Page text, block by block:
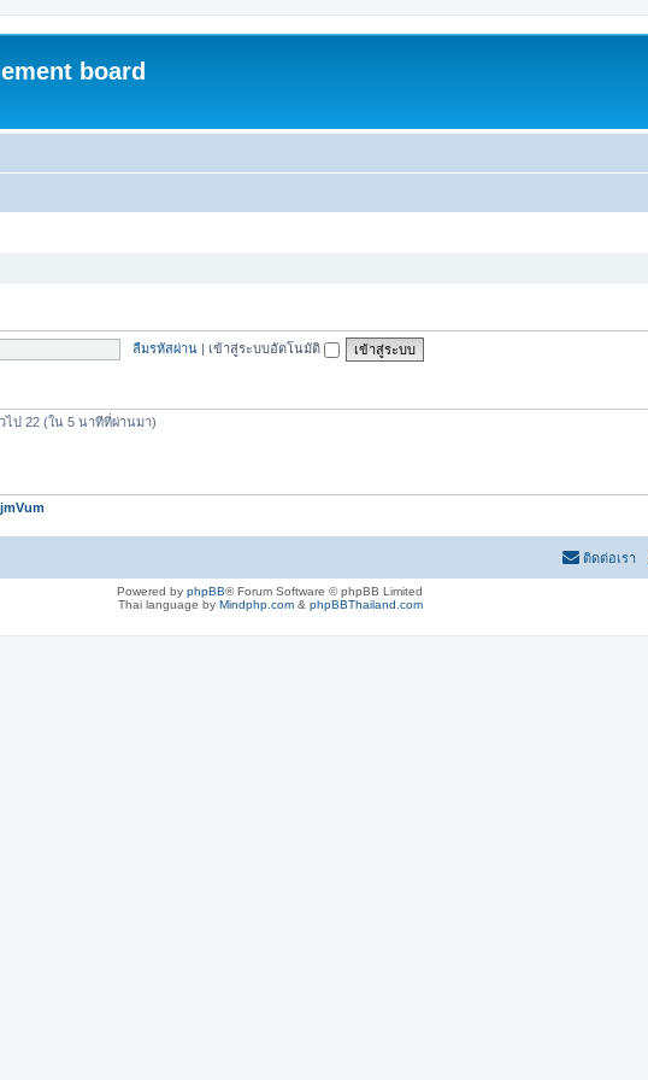
board
ลืมรหัสผ่าน | เข้าสู่ระบบอัตโนมัติ
ป 22 (ใน 5 นาทีที่ผ่านมา)
jmVum
ติดต่อเรา
Powered by phpBB® Forum Software © phpBB Limited
Thai language by Mindphp.com& phpBBThailand.com